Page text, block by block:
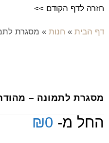
חזרה לדף הקודם >>
דף הבית » חנות » מסגרת
מסגרת לתמונה –
החל מ- ₪0